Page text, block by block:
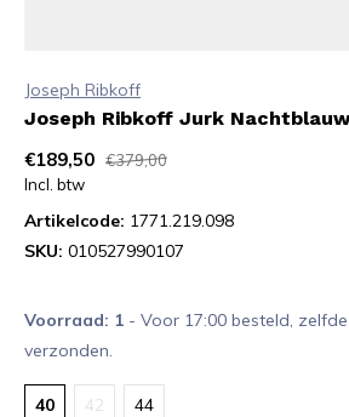
Joseph Ribkoff
Joseph Ribkoff Jurk Nachtblauw
€189,50 €379,00
Incl. btw
Artikelcode: 1771.219.098
SKU: 010527990107
Voorraad: 1 - Voor 17:00 besteld,
verzonden.
40 42 44